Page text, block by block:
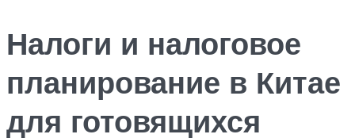
Налоги и налоговое
планирование в Китае
для готовящихся